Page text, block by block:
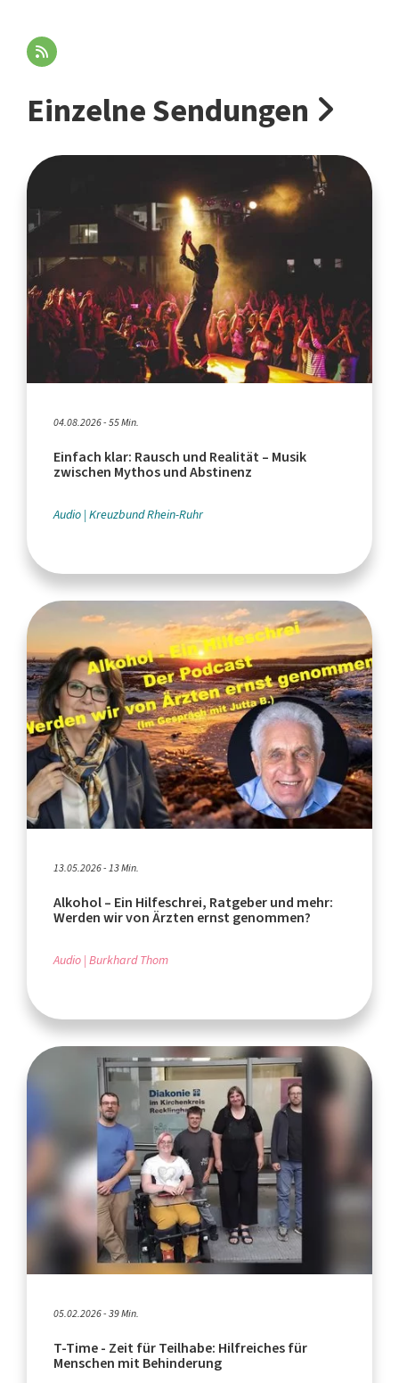
Einzelne Sendungen
04.08.2026 - 55 Min.
Einfach klar: Rausch und Realität – Musik
zwischen Mythos und Abstinenz
Audio Kreuzbund Rhein-Ruhr
13.05.2026 - 13 Min.
Alkohol – Ein Hilfeschrei, Ratgeber und mehr:
Werden wir von Ärzten ernst genommen?
Audio Burkhard Thom
05.02.2026 - 39 Min.
T-Time - Zeit für Teilhabe: Hilfreiches für
Menschen mit Behinderung